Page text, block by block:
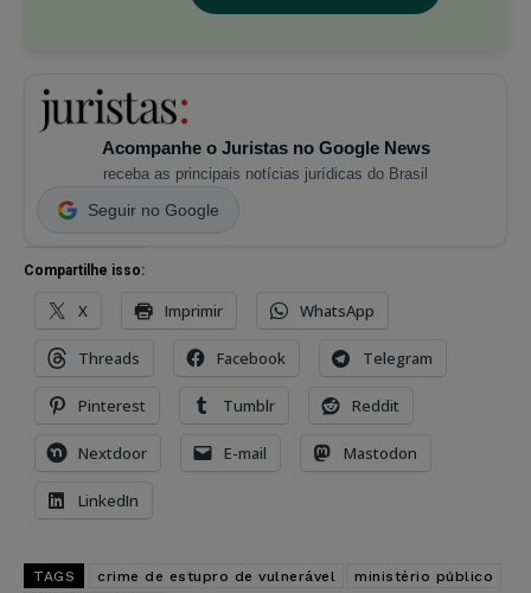
Acompanhe o Juristas no Google News
receba as principais notícias jurídicas do Brasil
Seguir no Google
Compartilhe isso:
X Imprimir WhatsApp
Threads Facebook Telegram
Pinterest Tumblr Reddit
Nextdoor E-mail Mastodon
LinkedIn
TAGS crime de estupro de vulnerável
ministério público